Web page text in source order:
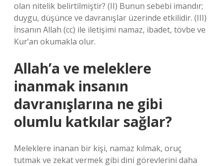
olan nitelik belirtilmiştir? (II) Bunun sebebi imandır;
duygu, düşünce ve davranışlar üzerinde etkilidir. (III)
İnsanın Allah (cc) ile iletişimi namaz, ibadet, tövbe ve
Kur’an okumakla olur.
Allah’a ve meleklere
inanmak insanın
davranışlarına ne gibi
olumlu katkılar sağlar?
Meleklere inanan bir kişi, namaz kılmak, oruç
tutmak ve zekat vermek gibi dini görevlerini daha